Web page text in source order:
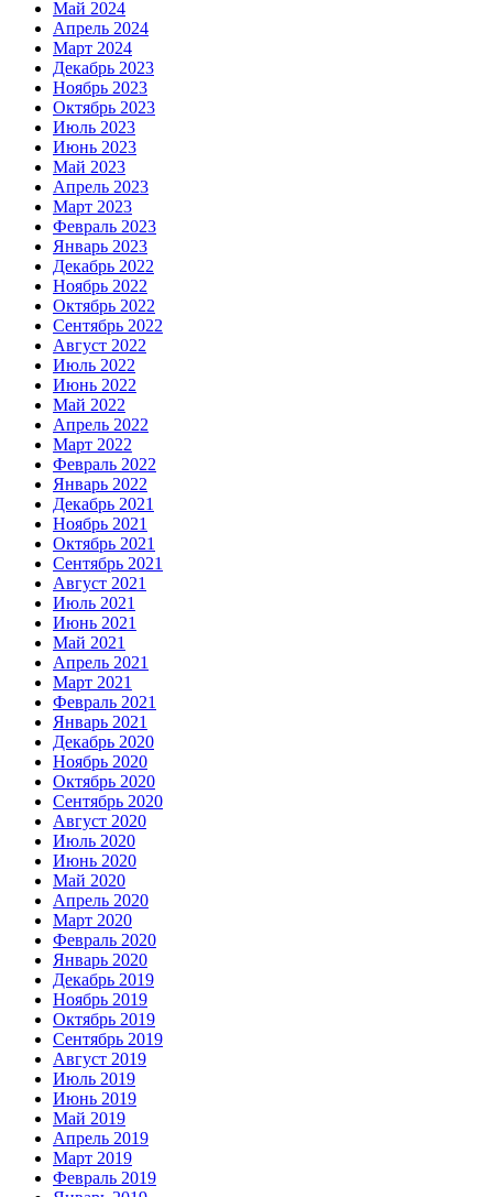
Май 2024
Апрель 2024
Март 2024
Декабрь 2023
Ноябрь 2023
Октябрь 2023
Июль 2023
Июнь 2023
Май 2023
Апрель 2023
Март 2023
Февраль 2023
Январь 2023
Декабрь 2022
Ноябрь 2022
Октябрь 2022
Сентябрь 2022
Август 2022
Июль 2022
Июнь 2022
Май 2022
Апрель 2022
Март 2022
Февраль 2022
Январь 2022
Декабрь 2021
Ноябрь 2021
Октябрь 2021
Сентябрь 2021
Август 2021
Июль 2021
Июнь 2021
Май 2021
Апрель 2021
Март 2021
Февраль 2021
Январь 2021
Декабрь 2020
Ноябрь 2020
Октябрь 2020
Сентябрь 2020
Август 2020
Июль 2020
Июнь 2020
Май 2020
Апрель 2020
Март 2020
Февраль 2020
Январь 2020
Декабрь 2019
Ноябрь 2019
Октябрь 2019
Сентябрь 2019
Август 2019
Июль 2019
Июнь 2019
Май 2019
Апрель 2019
Март 2019
Февраль 2019